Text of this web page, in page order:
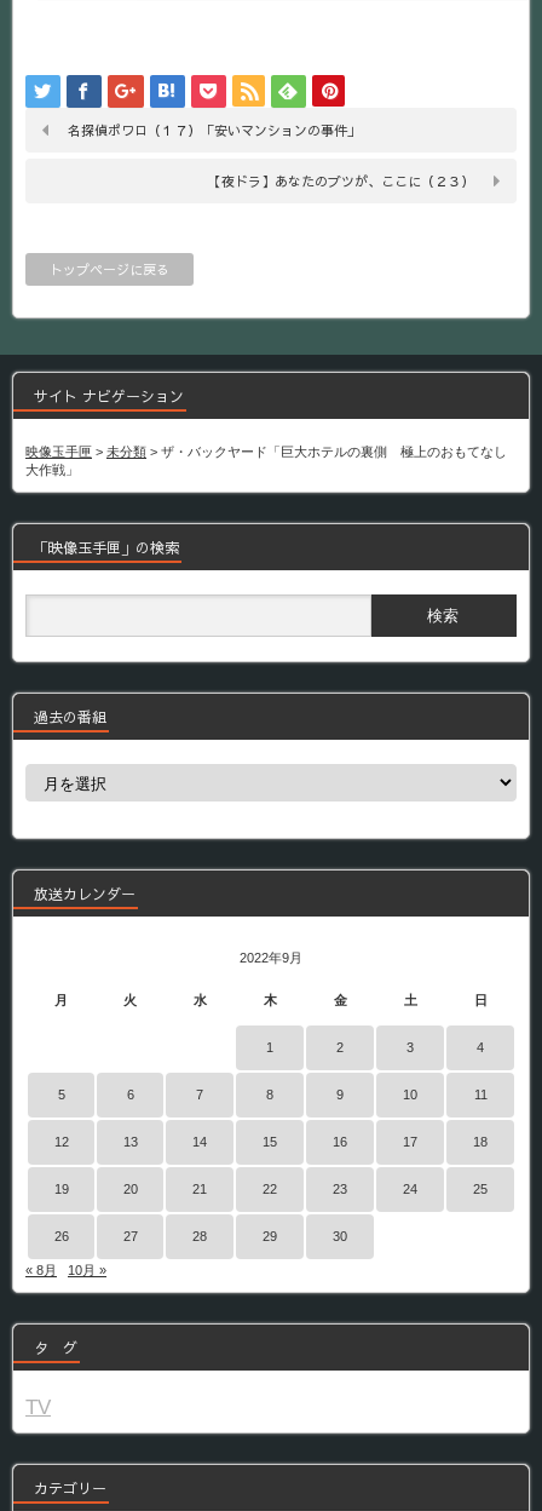
名探偵ポワロ（１７）「安いマンションの事件」
【夜ドラ】あなたのブツが、ここに（２３）
トップページに戻る
サイト ナビゲーション
映像玉手匣 > 未分類 > ザ・バックヤード「巨大ホテルの裏側 極上のおもてなし
大作戦」
「映像玉手匣」の検索
過去の番組
過
組
放送カレンダー
2022年9月
月 火 水 木 金 土 日
1 2 3 4
5 6 7 8 9 10 11
12 13 14 15 16 17 18
19 20 21 22 23 24 25
26 27 28 29 30
« 8月 10月 »
タ グ
TV
カテゴリー